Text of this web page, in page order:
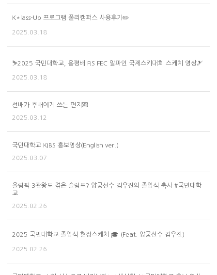
K*lass-Up 프로그램 풀리캠퍼스 사용후기✏️
2025.03.18
⛷️2025 국민대학교, 용평배 FIS FEC 알파인 국제스키대회 스케치 영상🎿
2025.03.18
선배가 후배에게 쓰는 편지💌
2025.03.12
국민대학교 KIBS 홍보영상(English ver.)
2025.03.07
올림픽 3관왕도 겪은 슬럼프? 양궁선수 김우진의 졸업식 축사 #국민대학
교
2025.02.26
2025 국민대학교 졸업식 현장스케치 🎓 (Feat. 양궁선수 김우진)
2025.02.26